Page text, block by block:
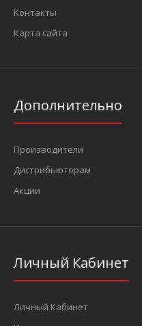
Контакты
Карта сайта
Дополнительно
Производители
Дистрибьюторам
Акции
Личный Кабинет
Личный Кабинет